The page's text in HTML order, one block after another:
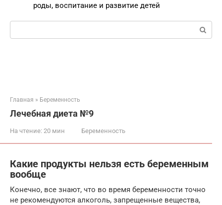
роды, воспитание и развитие детей
Поиск:
Главная » Беременность
Лечебная диета №9
На чтение: 20 мин Беременность
Какие продукты нельзя есть беременным
вообще
Конечно, все знают, что во время беременности точно
не рекомендуются алкоголь, запрещенные вещества,